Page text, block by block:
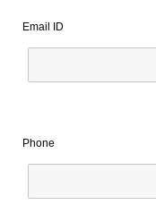
Email ID
Phone